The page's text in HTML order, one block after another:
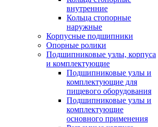
внутренние
Кольца стопорные
наружные
Корпусные подшипники
Опорные ролики
Подшипниковые узлы, корпуса
и комплектующие
Подшипниковые узлы и
комплектующие для
пищевого оборудования
Подшипниковые узлы и
комплектующие
основного применения